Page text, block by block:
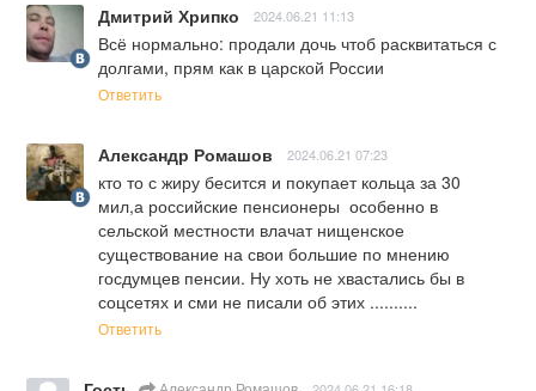
Дмитрий Хрипко 2024.06.21 11:13
Всё нормально: продали дочь чтоб расквитаться с
долгами, прям как в царской России
Ответить
Александр Ромашов 2024.06.21 07:23
кто то с жиру бесится и покупает кольца за 30
мил,а российские пенсионеры  особенно в
сельской местности влачат нищенское
существование на свои большие по мнению
госдумцев пенсии. Ну хоть не хвастались бы в
соцсетях и сми не писали об этих ..........
Ответить